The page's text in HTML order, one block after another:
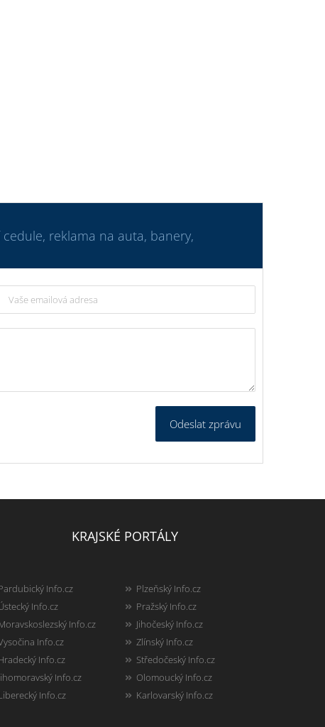
cedule, reklama na auta, banery,
Odeslat zprávu
KRAJSKÉ PORTÁLY
Info.cz
Info.cz
Info.cz
Info.cz
Info.cz
Info.cz
Info.cz
Plzeňský Info.cz
Pražský Info.cz
Jihočeský Info.cz
Zlínský Info.cz
Středočeský Info.cz
Olomoucký Info.cz
Karlovarský Info.cz